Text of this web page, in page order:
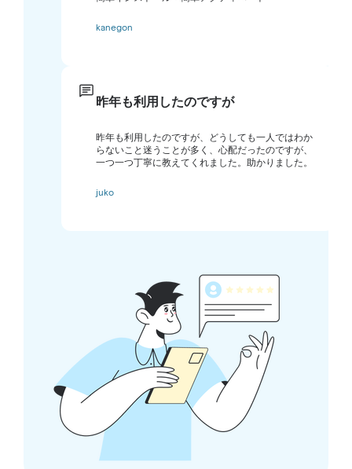
kanegon
昨年も利用したのですが
昨年も利用したのですが、どうしても一人ではわか
らないこと迷うことが多く、心配だったのですが、
一つ一つ丁寧に教えてくれました。助かりました。
juko